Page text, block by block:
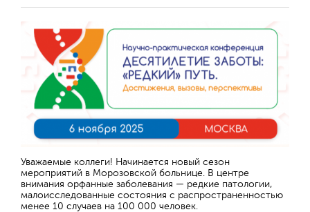
Уважаемые коллеги! Начинается новый сезон
мероприятий в Морозовской больнице. В центре
внимания орфанные заболевания — редкие патологии,
малоисследованные состояния с распространенностью
менее 10 случаев на 100 000 человек.
Отправить